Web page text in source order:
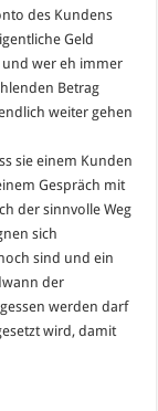
des Kundens
Geld
wer eh immer
Betrag
weiter gehen
sie einem Kunden
Gespräch mit
der sinnvolle Weg
sich
sind und ein
der
werden darf
wird, damit